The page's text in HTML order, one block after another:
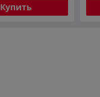
Купить